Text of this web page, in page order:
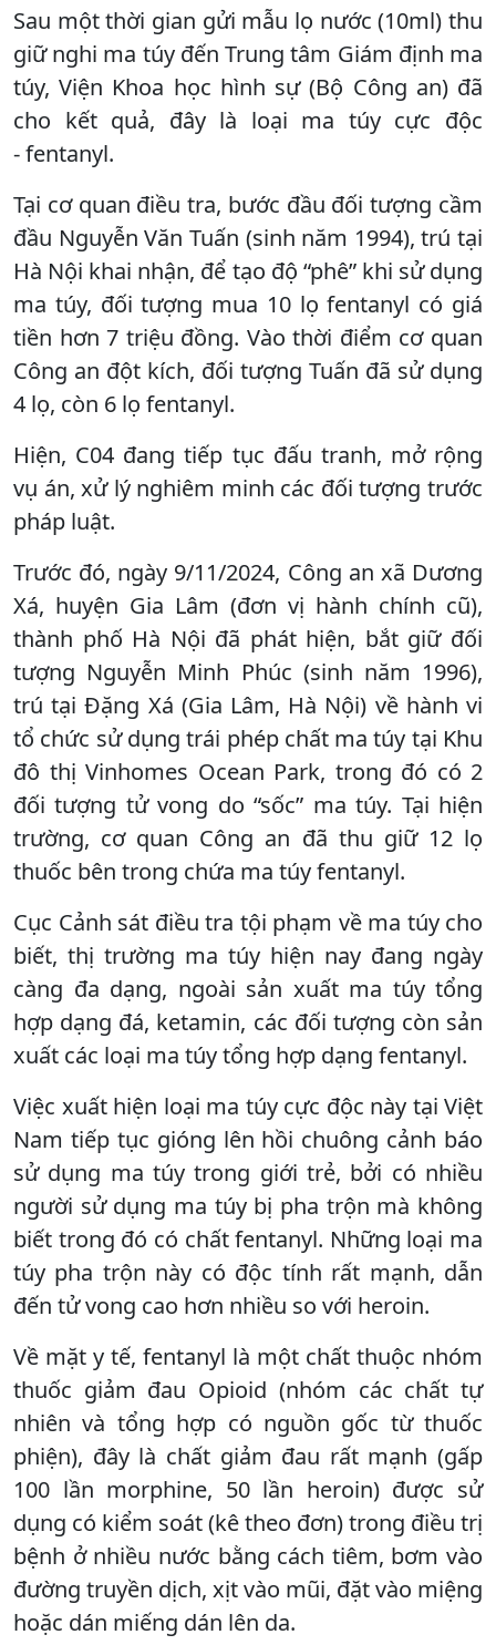
Sau một thời gian gửi mẫu lọ nước (10ml) thu
giữ nghi ma túy đến Trung tâm Giám định ma
túy, Viện Khoa học hình sự (Bộ Công an) đã
cho kết quả, đây là loại ma túy cực độc
- fentanyl.
Tại cơ quan điều tra, bước đầu đối tượng cầm
đầu Nguyễn Văn Tuấn (sinh năm 1994), trú tại
Hà Nội khai nhận, để tạo độ “phê” khi sử dụng
ma túy, đối tượng mua 10 lọ fentanyl có giá
tiền hơn 7 triệu đồng. Vào thời điểm cơ quan
Công an đột kích, đối tượng Tuấn đã sử dụng
4 lọ, còn 6 lọ fentanyl.
Hiện, C04 đang tiếp tục đấu tranh, mở rộng
vụ án, xử lý nghiêm minh các đối tượng trước
pháp luật.
Trước đó, ngày 9/11/2024, Công an xã Dương
Xá, huyện Gia Lâm (đơn vị hành chính cũ),
thành phố Hà Nội đã phát hiện, bắt giữ đối
tượng Nguyễn Minh Phúc (sinh năm 1996),
trú tại Đặng Xá (Gia Lâm, Hà Nội) về hành vi
tổ chức sử dụng trái phép chất ma túy tại Khu
đô thị Vinhomes Ocean Park, trong đó có 2
đối tượng tử vong do “sốc” ma túy. Tại hiện
trường, cơ quan Công an đã thu giữ 12 lọ
thuốc bên trong chứa ma túy fentanyl.
Cục Cảnh sát điều tra tội phạm về ma túy cho
biết, thị trường ma túy hiện nay đang ngày
càng đa dạng, ngoài sản xuất ma túy tổng
hợp dạng đá, ketamin, các đối tượng còn sản
xuất các loại ma túy tổng hợp dạng fentanyl.
Việc xuất hiện loại ma túy cực độc này tại Việt
Nam tiếp tục gióng lên hồi chuông cảnh báo
sử dụng ma túy trong giới trẻ, bởi có nhiều
người sử dụng ma túy bị pha trộn mà không
biết trong đó có chất fentanyl. Những loại ma
túy pha trộn này có độc tính rất mạnh, dẫn
đến tử vong cao hơn nhiều so với heroin.
Về mặt y tế, fentanyl là một chất thuộc nhóm
thuốc giảm đau Opioid (nhóm các chất tự
nhiên và tổng hợp có nguồn gốc từ thuốc
phiện), đây là chất giảm đau rất mạnh (gấp
100 lần morphine, 50 lần heroin) được sử
dụng có kiểm soát (kê theo đơn) trong điều trị
bệnh ở nhiều nước bằng cách tiêm, bơm vào
đường truyền dịch, xịt vào mũi, đặt vào miệng
hoặc dán miếng dán lên da.